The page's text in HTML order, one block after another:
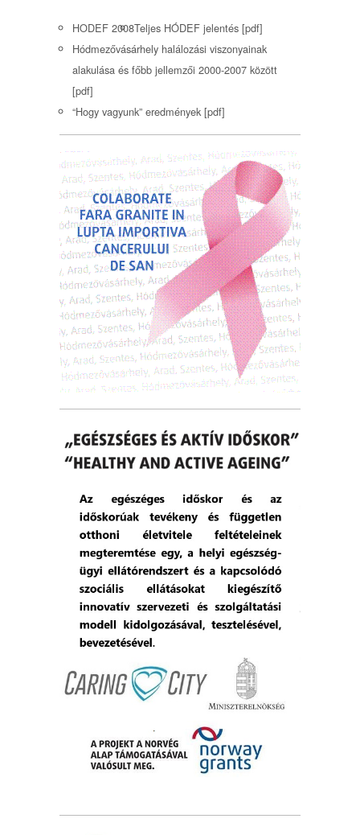
HODEF 2008Teljes HÓDEF jelentés [pdf]
Hódmezővásárhely halálozási viszonyainak
alakulása és főbb jellemzői 2000-2007 között
[pdf]
“Hogy vagyunk” eredmények [pdf]